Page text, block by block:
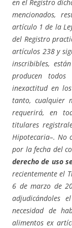
en el Registro
mencionados,
artículo 1 de la
del Registro
artículos 238 y
inscribibles,
producen
inexactitud en
tanto, cualquier
requerirá, en
titulares
Hipotecaria–. No
por la fecha del
derecho de uso
recientemente el
6 de marzo de
adjudicándoles
necesidad de
alimentos ex